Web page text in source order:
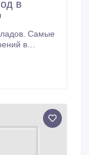
в
Самые
в